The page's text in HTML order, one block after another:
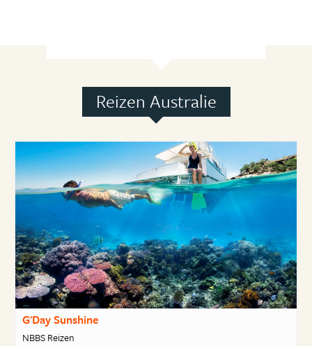
Reizen Australie
G'Day Sunshine
NBBS Reizen